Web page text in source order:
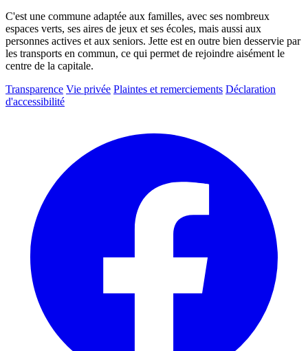
C'est une commune adaptée aux familles, avec ses nombreux
espaces verts, ses aires de jeux et ses écoles, mais aussi aux
personnes actives et aux seniors. Jette est en outre bien desservie par
les transports en commun, ce qui permet de rejoindre aisément le
centre de la capitale.
Transparence Vie privée Plaintes et remerciements Déclaration
d'accessibilité